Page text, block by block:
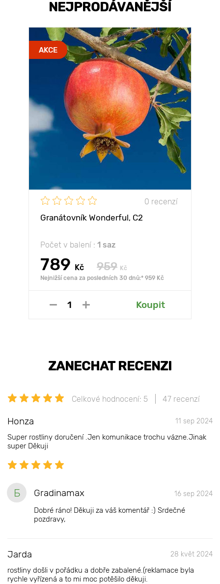
NEJPRODÁVANĚJŠÍ
AKCE
0 recenzí
Granátovník Wonderful, С2
Počet v balení : 1 saz
789 Kč 959 Kč
Nejnižší cena za posledních 30 dnů:* 959 Kč
Koupit
ZANECHAT RECENZI
Celkové hodnocení: 5 47 recenzí
Honza 11 sep 2024
Super rostliny doručení .Jen komunikace trochu vázne.Jinak
super Děkuji
Б Gradinamax 16 sep 2024
Dobré ráno! Děkuji za váš komentář :) Srdečné
pozdravy,
Jarda 28 květ 2024
rostliny došli v pořádku a dobře zabalené.(reklamace byla
rychle vyřízená a to mi moc potěšilo děkuji.